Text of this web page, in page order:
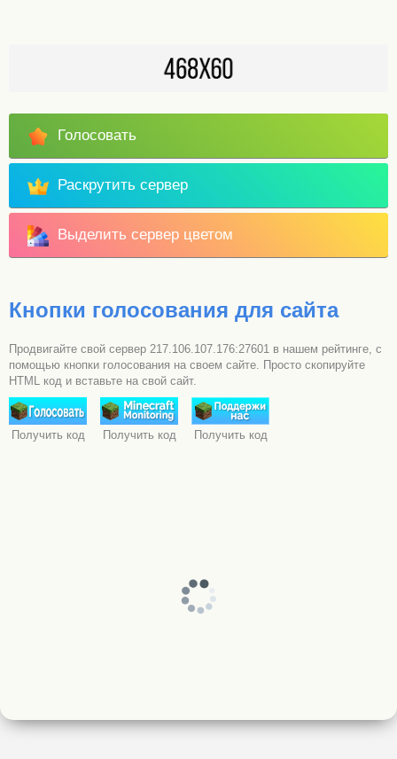
Голосовать
Раскрутить сервер
Выделить сервер цветом
Кнопки голосования для сайта
Продвигайте свой сервер 217.106.107.176:27601 в нашем рейтинге, с
помощью кнопки голосования на своем сайте. Просто скопируйте
HTML код и вставьте на свой сайт.
Получить код Получить код Получить код